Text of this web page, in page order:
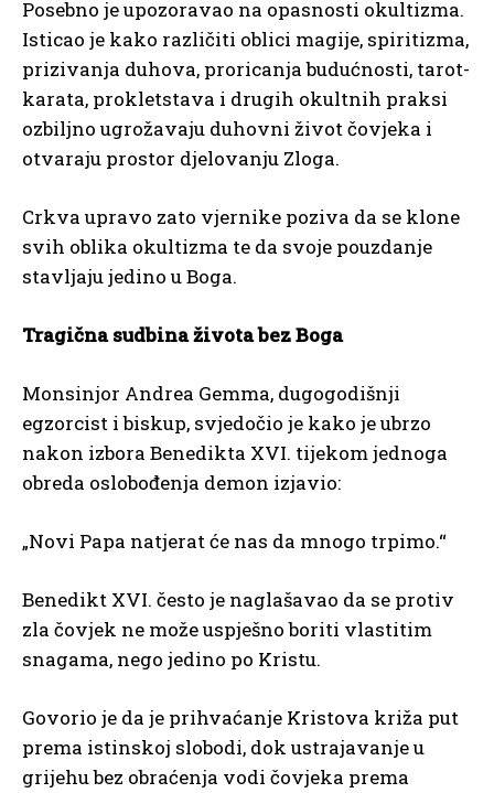
Posebno je upozoravao na opasnosti okultizma.
Isticao je kako različiti oblici magije, spiritizma,
prizivanja duhova, proricanja budućnosti, tarot-
karata, prokletstava i drugih okultnih praksi
ozbiljno ugrožavaju duhovni život čovjeka i
otvaraju prostor djelovanju Zloga.
Crkva upravo zato vjernike poziva da se klone
svih oblika okultizma te da svoje pouzdanje
stavljaju jedino u Boga.
Tragična sudbina života bez Boga
Monsinjor Andrea Gemma, dugogodišnji
egzorcist i biskup, svjedočio je kako je ubrzo
nakon izbora Benedikta XVI. tijekom jednoga
obreda oslobođenja demon izjavio:
„Novi Papa natjerat će nas da mnogo trpimo.“
Benedikt XVI. često je naglašavao da se protiv
zla čovjek ne može uspješno boriti vlastitim
snagama, nego jedino po Kristu.
Govorio je da je prihvaćanje Kristova križa put
prema istinskoj slobodi, dok ustrajavanje u
grijehu bez obraćenja vodi čovjeka prema